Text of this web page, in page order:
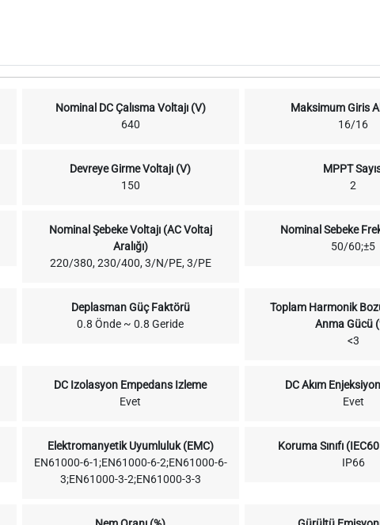
Nominal DC Çalısma Voltajı (V)
640
Maksimum Giris
16/16
Devreye Girme Voltajı (V)
150
MPPT
2
Nominal Şebeke Voltajı (AC Voltaj
Aralığı)
220/380, 230/400, 3/N/PE, 3/PE
Nominal Sebeke
50/60;±5
Deplasman Güç Faktörü
0.8 Önde ~ 0.8 Geride
Toplam Harmonik
Anma Gücü
<3
DC Izolasyon Empedans Izleme
Evet
DC Akım
Evet
Elektromanyetik Uyumluluk (EMC)
EN61000-6-1;EN61000-6-2;EN61000-6-
3;EN61000-3-2;EN61000-3-3
Koruma Sınıfı
IP66